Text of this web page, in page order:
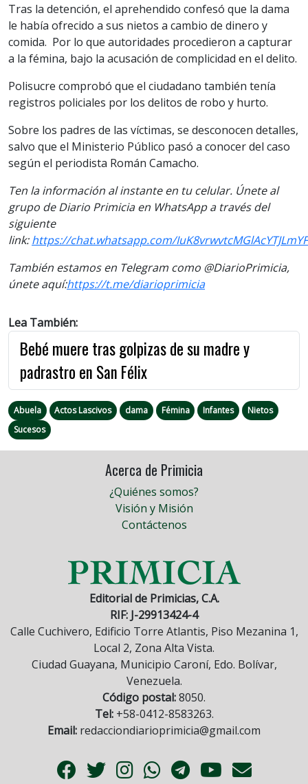
Tras la detención, el aprehendido confesó que la dama
le había ofrecido a sus nietos a cambio de dinero y
comida. Por lo que autoridades procedieron a capturar
a la fémina, bajo la acusación de complicidad en el delito.
Polisucre comprobó que el ciudadano también tenía
registros policiales por los delitos de robo y hurto.
Sobre los padres de las víctimas, se desconocen detalles,
salvo que el Ministerio Público pasó a conocer del caso
según el periodista Román Camacho.
Ten la información al instante en tu celular. Únete al
grupo de Diario Primicia en WhatsApp a través del
siguiente
link:https://chat.whatsapp.com/IuK8vrwvtcMGlAcYTJLmYF
También estamos en Telegram como @DiarioPrimicia,
únete aquí:https://t.me/diarioprimicia
Lea También:
Bebé muere tras golpizas de su madre y
padrastro en San Félix
Abuela Actos Lascivos dama Fémina Infantes
Nietos
Sucesos
Acerca de Primicia
¿Quiénes somos?
Visión y Misión
Contáctenos
Editorial de Primicias, C.A.
RIF: J-29913424-4
Calle Cuchivero, Edificio Torre Atlantis, Piso Mezanina 1,
Local 2, Zona Alta Vista.
Ciudad Guayana, Municipio Caroní, Edo. Bolívar,
Venezuela.
Código postal:8050.
Tel:+58-0412-8583263.
Email: redacciondiarioprimicia@gmail.com